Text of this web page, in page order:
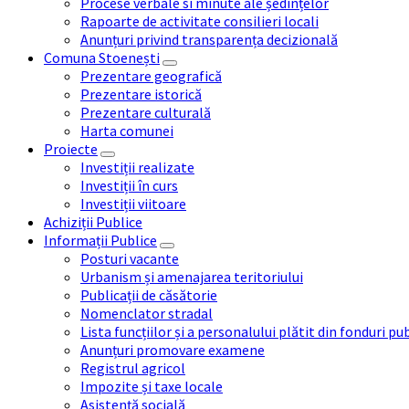
Rapoarte de activitate consilieri locali
Anunțuri privind transparența decizională
Comuna Stoenești
Prezentare geografică
Prezentare istorică
Prezentare culturală
Harta comunei
Proiecte
Investiții realizate
Investiții în curs
Investiții viitoare
Achiziții Publice
Informații Publice
Posturi vacante
Urbanism și amenajarea teritoriului
Publicații de căsătorie
Nomenclator stradal
Lista funcțiilor și a personalului plătit din fonduri
Anunțuri promovare examene
Registrul agricol
Impozite și taxe locale
Asistență socială